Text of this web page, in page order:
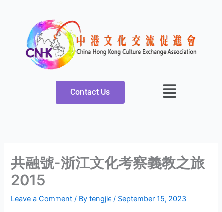
Contact Us
共融號-浙江文化考察義教之旅
2015
Leave a Comment / Bytengjie/ September 15, 2023